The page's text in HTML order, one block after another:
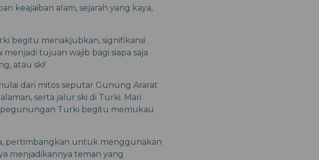
keajaiban alam, sejarah yang kaya,
begitu menakjubkan, signifikansi
tujuan wajib bagi siapa saja
atau ski!
dari mitos seputar Gunung Ararat
serta jalur ski di Turki. Mari
pegunungan Turki begitu memukau
pertimbangkan untuk menggunakan
menjadikannya teman yang